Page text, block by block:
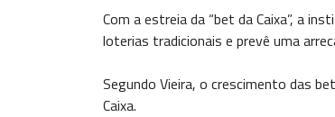
Com a estreia da “bet da Caixa”, a
loterias tradicionais e prevê uma
Segundo Vieira, o crescimento das
Caixa.